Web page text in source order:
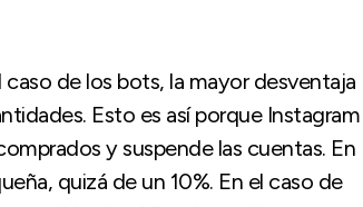
de los bots, la mayor desventaja
Esto es así porque Instagram
y suspende las cuentas. En
quizá de un 10%. En el caso de